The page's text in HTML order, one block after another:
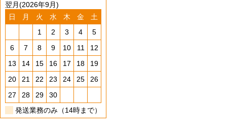
翌月(2026年9月)
日
月 火 水 木 金
土
1
2 3 4
5
6
7 8 9 10 11
12
13
14 15 16 17 18
19
20
21 22 23 24 25
26
27
28 29
30
発送業務のみ（14時まで）